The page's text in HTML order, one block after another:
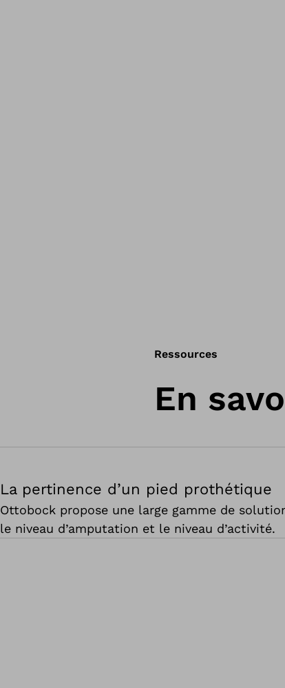
Ressources
En
La pertinence d’un pied prothétique
Ottobock propose une large gamme de
le niveau d’amputation et le niveau d’activité.